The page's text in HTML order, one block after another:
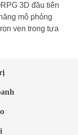
3D đầu tiên
mô phỏng
vẹn trong tựa